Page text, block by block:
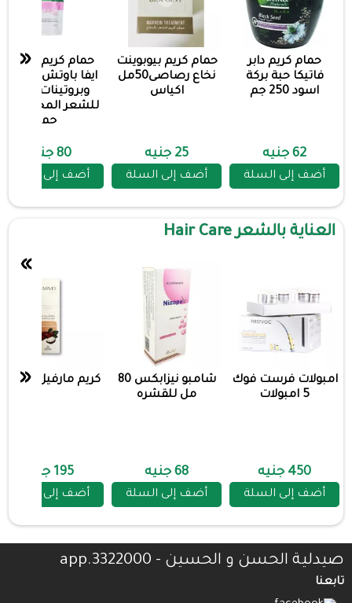
حمام كريم دابر
فاتيكا حبة بركة
اسود 250 جم
62 جنيه
أضف إلى السلة
حمام كريم بيوبوينت
نخاع رصاصى50مل
اكياس
25 جنيه
أضف إلى السلة
حمام كريم ايفا الو
ايفا باوتش بالصبار
وبروتينات الحرير
جم
80 جنيه
أضف إلى السلة
«
العناية بالشعر Hair Care
امبولات فرست فوك
5 امبولات
450 جنيه
أضف إلى السلة
شامبو نيزابكس 80
مل للقشره
68 جنيه
أضف إلى السلة
كريم مارفيل 100 جم
195 جنيه
أضف إلى السلة
»
«
صيدلية الحسن و الحسين - 3322000.app
تابعنا